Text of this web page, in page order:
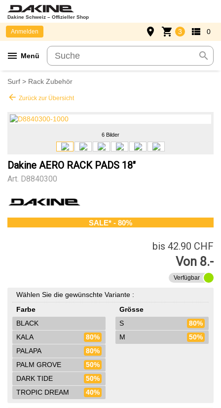
Dakine Schweiz – Offizieller Shop
menu Menü search
Anmelden place shopping_cart 3 view_list 0
Surf > Rack Zubehör
arrow_back Zurück zur Übersicht
6 Bilder
Dakine AERO RACK PADS 18"
Art. D8840300
SALE* - 80%
bis 42.90 CHF
Von 8.-
Verfügbar
Wählen Sie die gewünschte Variante :
Farbe
BLACK
KALA
80%
PALAPA
80%
PALM GROVE
50%
DARK TIDE
50%
TROPIC DREAM
40%
Grösse
S
80%
M
50%